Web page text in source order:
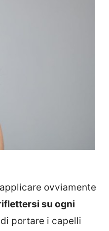
ovviamente
su ogni
portare i capelli